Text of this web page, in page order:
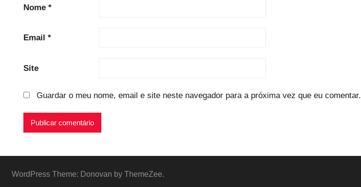
Nome *
Email *
Site
Guardar o meu nome, email e site neste navegador para a próxima vez que eu comentar.
WordPress Theme: Donovan by ThemeZee.